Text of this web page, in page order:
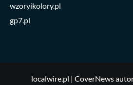
wzoryikolory.pl
gp7.pl
localwire.pl | CoverNews